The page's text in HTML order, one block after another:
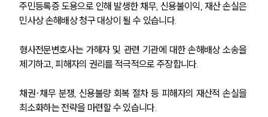
주민등록증 도용으로 인해 발생한 채무, 신용불이익, 재산 손실은
민사상 손해배상 청구 대상이 될 수 있습니다.
형사전문변호사는 가해자 및 관련 기관에 대한 손해배상 소송을
제기하고, 피해자의 권리를 적극적으로 주장합니다.
채권·채무 분쟁, 신용불량 회복 절차 등 피해자의 재산적 손실을
최소화하는 전략을 마련할 수 있습니다.